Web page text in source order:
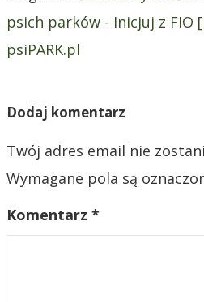
i
s
psich parków - Inicjuj z FIO
psiPARK.pl
Dodaj komentarz
Twój adres email nie
Wymagane pola są
Komentarz *